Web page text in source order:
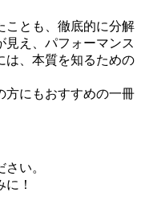
ことも、徹底的に分解
見え、パフォーマンス
は、本質を知るための
方にもおすすめの一冊
い。
！